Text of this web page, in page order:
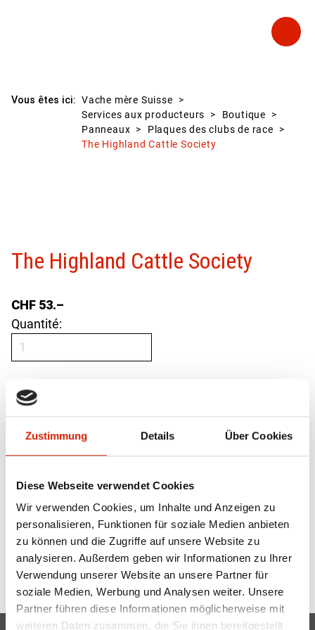
Zustimmung Details Über Cookies
Diese Webseite verwendet Cookies
Wir verwenden Cookies, um Inhalte und Anzeigen zu
personalisieren, Funktionen für soziale Medien anbieten
zu können und die Zugriffe auf unsere Website zu
analysieren. Außerdem geben wir Informationen zu Ihrer
Verwendung unserer Website an unsere Partner für
soziale Medien, Werbung und Analysen weiter. Unsere
Partner führen diese Informationen möglicherweise mit
weiteren Daten zusammen, die Sie ihnen bereitgestellt
Vous êtes ici: Vache mère Suisse
Services aux producteurs
Boutique
Panneaux
Plaques des clubs de race
The Highland Cattle Society
The Highland Cattle Society
CHF 53.–
Quantité:
500 x 375 mm
Pour une commande, vous devez être membre de
club de race.